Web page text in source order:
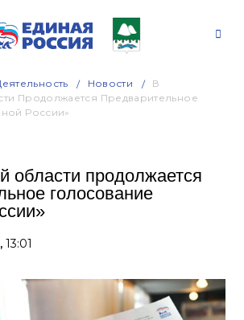
Новости
В
Продолжается Предварительное
России»
области продолжается
голосование
13:01